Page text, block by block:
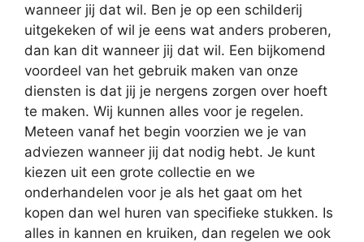
wanneer jij dat wil. Ben je op een schilderij
uitgekeken of wil je eens wat anders proberen,
dan kan dit wanneer jij dat wil. Een bijkomend
voordeel van het gebruik maken van onze
diensten is dat jij je nergens zorgen over hoeft
te maken. Wij kunnen alles voor je regelen.
Meteen vanaf het begin voorzien we je van
adviezen wanneer jij dat nodig hebt. Je kunt
kiezen uit een grote collectie en we
onderhandelen voor je als het gaat om het
kopen dan wel huren van specifieke stukken. Is
alles in kannen en kruiken, dan regelen we ook